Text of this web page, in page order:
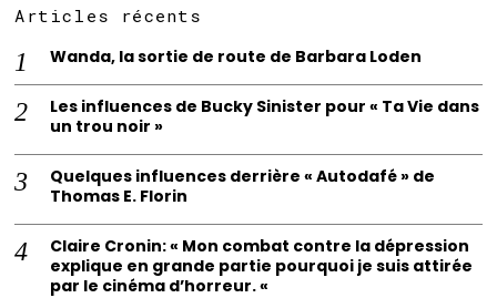
Articles récents
Wanda, la sortie de route de Barbara Loden
Les influences de Bucky Sinister pour « Ta Vie dans
un trou noir »
Quelques influences derrière « Autodafé » de
Thomas E. Florin
Claire Cronin: « Mon combat contre la dépression
explique en grande partie pourquoi je suis attirée
par le cinéma d’horreur. «